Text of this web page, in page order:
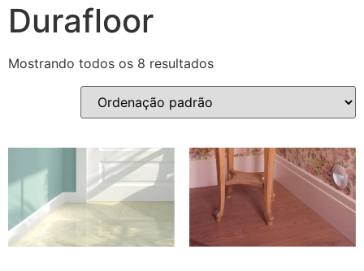
Durafloor
Mostrando todos os 8 resultados